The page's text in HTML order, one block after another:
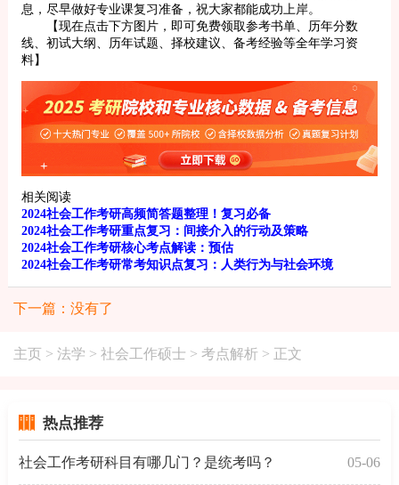
息，尽早做好专业课复习准备，祝大家都能成功上岸。
【现在点击下方图片，即可免费领取参考书单、历年分数
线、初试大纲、历年试题、择校建议、备考经验等全年学习资
料】
相关阅读
2024社会工作考研高频简答题整理！复习必备
2024社会工作考研重点复习：间接介入的行动及策略
2024社会工作考研核心考点解读：预估
2024社会工作考研常考知识点复习：人类行为与社会环境
下一篇：没有了
主页 > 法学 > 社会工作硕士 > 考点解析> 正文
热点推荐
社会工作考研科目有哪几门？是统考吗？ 05-06